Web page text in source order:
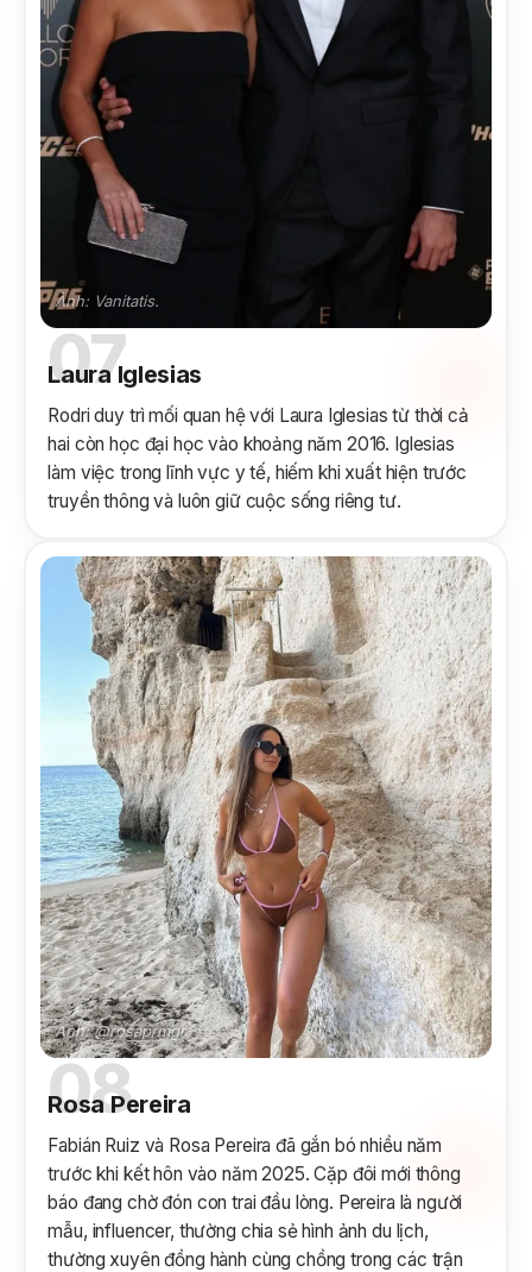
Ảnh: Vanitatis.
07
Laura Iglesias
Rodri duy trì mối quan hệ với Laura Iglesias từ thời cả
hai còn học đại học vào khoảng năm 2016. Iglesias
làm việc trong lĩnh vực y tế, hiếm khi xuất hiện trước
truyền thông và luôn giữ cuộc sống riêng tư.
Ảnh: @rosaprmgr.
08
Rosa Pereira
Fabián Ruiz và Rosa Pereira đã gắn bó nhiều năm
trước khi kết hôn vào năm 2025. Cặp đôi mới thông
báo đang chờ đón con trai đầu lòng. Pereira là người
mẫu, influencer, thường chia sẻ hình ảnh du lịch,
thường xuyên đồng hành cùng chồng trong các trận